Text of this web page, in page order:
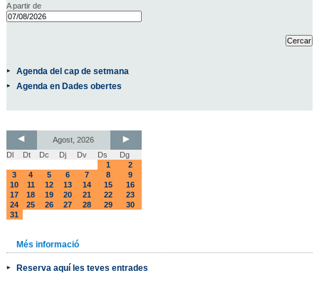
A partir de
Agenda del cap de setmana
Agenda en Dades obertes
Agost, 2026
Dl
Dt Dc Dj Dv Ds
Dg
1
2
3
4 5 6 7 8
9
10
11 12 13 14 15
16
17
18 19 20 21 22
23
24
25 26 27 28 29
30
31
Més informació
Reserva aquí les teves entrades